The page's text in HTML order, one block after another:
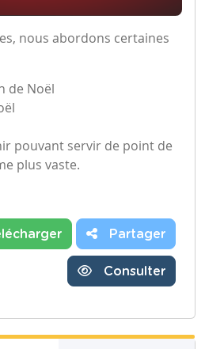
nous abordons certaines
de Noël
pouvant servir de point de
plus vaste.
Partager
Consulter